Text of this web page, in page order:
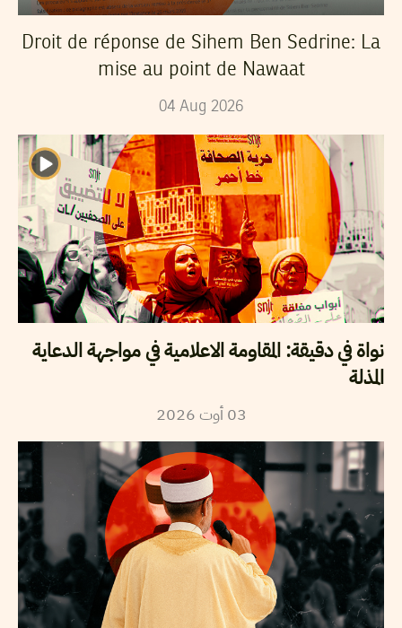
Droit de réponse de Sihem Ben Sedrine: La
mise au point de Nawaat
04 Aug 2026
نواة في دقيقة: المقاومة الاعلامية في مواجهة الدعاية
المذلة
03 أوت2026